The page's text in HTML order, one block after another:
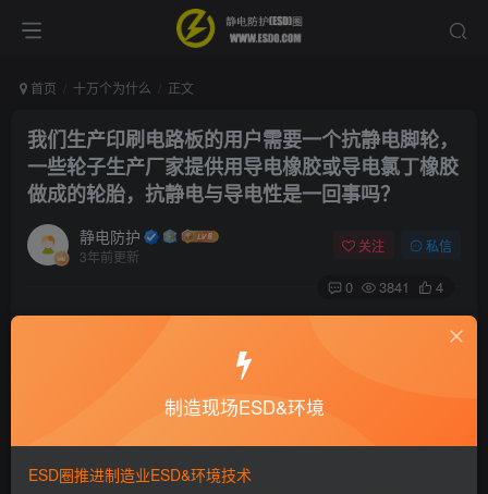
首页 十万个为什么 正文
我们生产印刷电路板的用户需要一个抗静电脚轮，
一些轮子生产厂家提供用导电橡胶或导电氯丁橡胶
做成的轮胎，抗静电与导电性是一回事吗？
静电防护
3年前更新
关注 私信
0 3841 4
抗静电的含意是指当轮子在地面上滚动时，它不产生
高于250V 的电压。导电轮可以不是抗静电的，但如在
ESD 地板上滚动将静电释放到大地。理想的轮子是既有
不会产生过量的电荷也不会存储电荷。
制造现场ESD&环境
ESD圈推进制造业ESD&环境技术